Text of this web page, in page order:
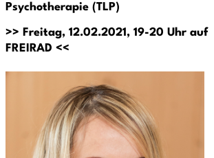
Psychotherapie (TLP)
>> Freitag, 12.02.2021, 19-20 Uhr auf
FREIRAD <<